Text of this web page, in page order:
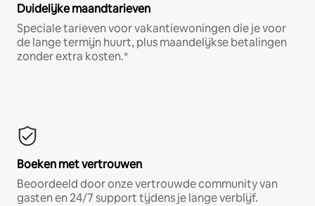
Duidelijke maandtarieven
Speciale tarieven voor vakantiewoningen die je voor
de lange termijn huurt, plus maandelijkse betalingen
zonder extra kosten.*
Boeken met vertrouwen
Beoordeeld door onze vertrouwde community van
gasten en 24/7 support tijdens je lange verblijf.